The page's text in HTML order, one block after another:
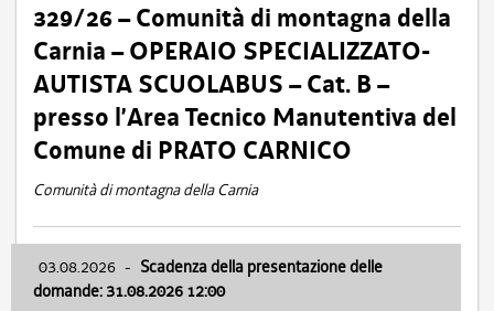
329/26 – Comunità di montagna della
Carnia – OPERAIO SPECIALIZZATO-
AUTISTA SCUOLABUS – Cat. B –
presso l’Area Tecnico Manutentiva del
Comune di PRATO CARNICO
Comunità di montagna della Carnia
03.08.2026 - Scadenza della presentazione delle
domande: 31.08.2026 12:00